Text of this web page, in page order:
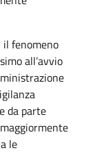
fenomeno
all’avvio
da parte
le